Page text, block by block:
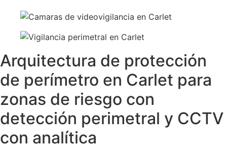
Arquitectura de protección
de perímetro en Carlet para
zonas de riesgo con
detección perimetral y CCTV
con analítica